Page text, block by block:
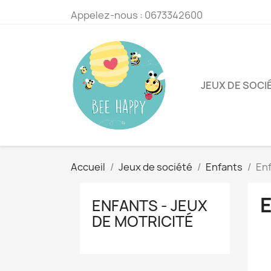
Appelez-nous : 0673342600
JEUX DE
Accueil Jeux de société Enfants
ENFANTS - JEUX
DE MOTRICITÉ